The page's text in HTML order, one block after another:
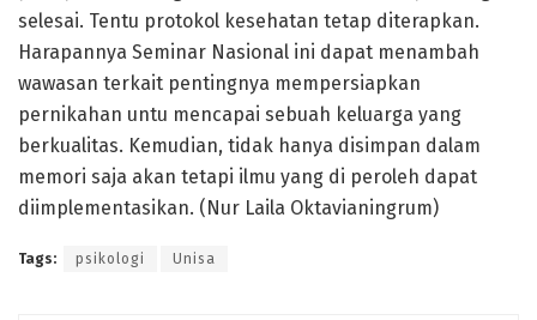
selesai. Tentu protokol kesehatan tetap diterapkan.
Harapannya Seminar Nasional ini dapat menambah
wawasan terkait pentingnya mempersiapkan
pernikahan untu mencapai sebuah keluarga yang
berkualitas. Kemudian, tidak hanya disimpan dalam
memori saja akan tetapi ilmu yang di peroleh dapat
diimplementasikan. (Nur Laila Oktavianingrum)
Tags: psikologi Unisa